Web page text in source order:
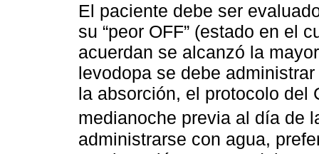
El paciente debe ser
su “peor OFF” (estado en el
acuerdan se alcanzó la
levodopa se debe
la absorción, el protocolo del
medianoche previa al día de
administrarse con agua,